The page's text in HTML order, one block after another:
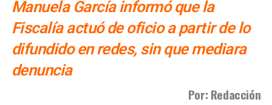
Manuela García informó que la
Fiscalía actuó de oficio a partir de lo
difundido en redes, sin que mediara
denuncia
Por: Redacción